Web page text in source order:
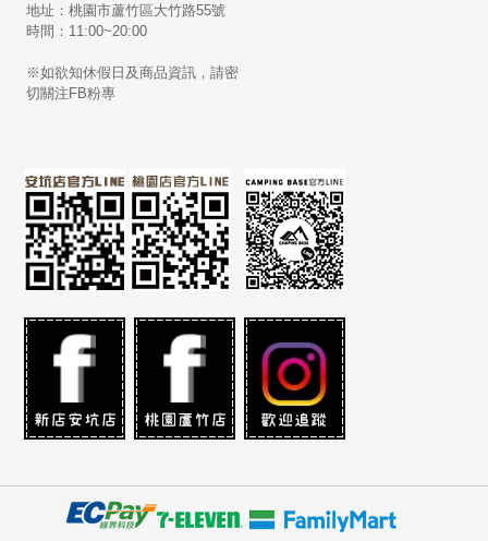
地址：桃園市蘆竹區大竹路55號
時間：11:00~20:00
※如欲知休假日及商品資訊，請密
切關注FB粉專